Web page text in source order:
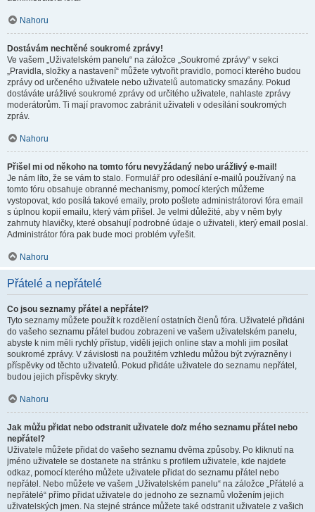
Nahoru
Dostávám nechtěné soukromé zprávy!
Ve vašem „Uživatelském panelu“ na záložce „Soukromé zprávy“ v sekci
„Pravidla, složky a nastavení“ můžete vytvořit pravidlo, pomocí kterého budou
zprávy od určeného uživatele nebo uživatelů automaticky smazány. Pokud
dostáváte urážlivé soukromé zprávy od určitého uživatele, nahlaste zprávy
moderátorům. Ti mají pravomoc zabránit uživateli v odesílání soukromých
zpráv.
Nahoru
Přišel mi od někoho na tomto fóru nevyžádaný nebo urážlivý e-mail!
Je nám líto, že se vám to stalo. Formulář pro odesílání e-mailů používaný na
tomto fóru obsahuje obranné mechanismy, pomocí kterých můžeme
vystopovat, kdo posílá takové emaily, proto pošlete administrátorovi fóra email
s úplnou kopií emailu, který vám přišel. Je velmi důležité, aby v něm byly
zahrnuty hlavičky, které obsahují podrobné údaje o uživateli, který email poslal.
Administrátor fóra pak bude moci problém vyřešit.
Nahoru
Přátelé a nepřátelé
Co jsou seznamy přátel a nepřátel?
Tyto seznamy můžete použít k rozdělení ostatních členů fóra. Uživatelé přidáni
do vašeho seznamu přátel budou zobrazeni ve vašem uživatelském panelu,
abyste k nim měli rychlý přístup, viděli jejich online stav a mohli jim posílat
soukromé zprávy. V závislosti na použitém vzhledu můžou být zvýrazněny i
příspěvky od těchto uživatelů. Pokud přidáte uživatele do seznamu nepřátel,
budou jejich příspěvky skryty.
Nahoru
Jak můžu přidat nebo odstranit uživatele do/z mého seznamu přátel nebo
nepřátel?
Uživatele můžete přidat do vašeho seznamu dvěma způsoby. Po kliknutí na
jméno uživatele se dostanete na stránku s profilem uživatele, kde najdete
odkaz, pomocí kterého můžete uživatele přidat do seznamu přátel nebo
nepřátel. Nebo můžete ve vašem „Uživatelském panelu“ na záložce „Přátelé a
nepřátelé“ přímo přidat uživatele do jednoho ze seznamů vložením jejich
uživatelských jmen. Na stejné stránce můžete také odstranit uživatele z vašich